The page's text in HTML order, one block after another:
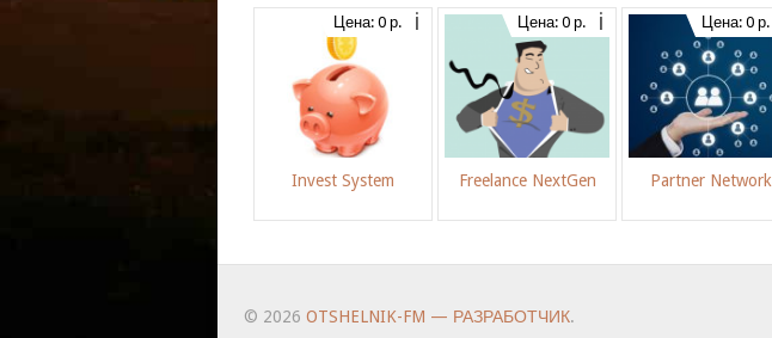
Цена: 0 р.
Invest System
Цена: 0 р.
Freelance NextGen
Цена: 0 р.
Partner Network
© 2026 OTSHELNIK-FM — РАЗРАБОТЧИК.